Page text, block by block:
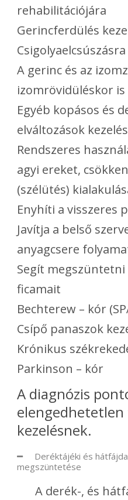
rehabilitációjára
Gerincferdülés
Csigolyaelcsúszásra
A gerinc és az
izomrövidüléskor is
Egyéb kopásos és
elváltozások
Rendszeres
agyi ereket,
(szélütés)
Enyhíti a visszeres
Javítja a belső
anyagcsere
Segít
ficamait
Bechterew – kór
Csípő panaszok
Krónikus
Parkinson – kór
A diagnózis
kezelésnek.
Deréktájéki és
megszüntetése
A derék-, és